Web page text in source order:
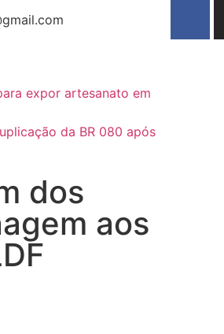
expor artesanato em
da BR 080 após
dos
aos